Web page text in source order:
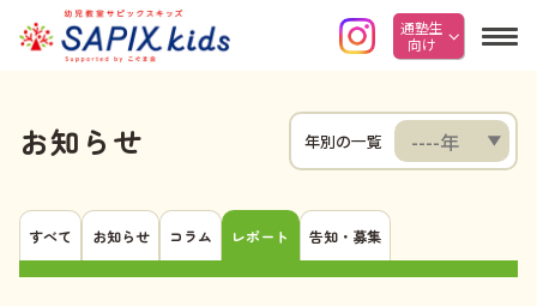
通塾生
向け
お知らせ 年別の一覧
すべて お知らせ コラム レポート 告知・募集